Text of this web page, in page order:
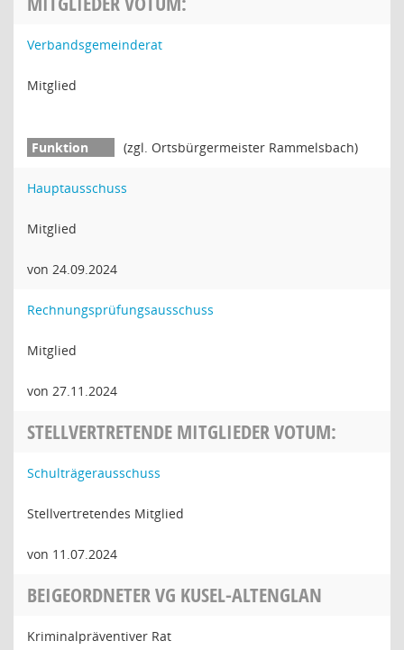
Verbandsgemeinderat
Mitglied
(zgl. Ortsbürgermeister Rammelsbach)
Hauptausschuss
Mitglied
von 24.09.2024
Rechnungsprüfungsausschuss
Mitglied
von 27.11.2024
STELLVERTRETENDE MITGLIEDER VOTUM:
Schulträgerausschuss
Stellvertretendes Mitglied
von 11.07.2024
BEIGEORDNETER VG KUSEL-ALTENGLAN
Kriminalpräventiver Rat